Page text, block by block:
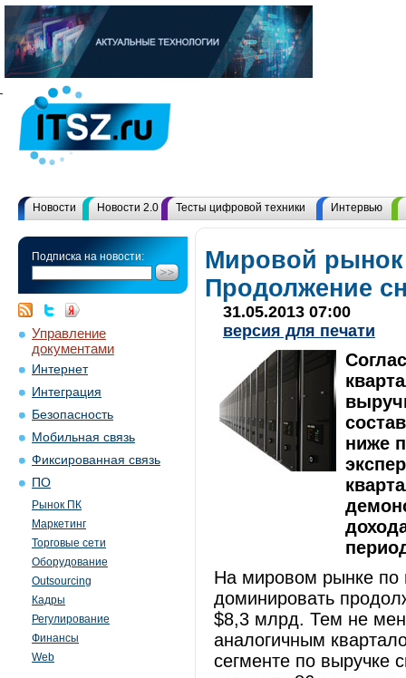
Новости Новости 2.0 Тесты цифровой техники Интервью
Подписка на новости:
Управление
документами
Интернет
Интеграция
Безопасность
Мобильная связь
Фиксированная связь
ПО
Рынок ПК
Маркетинг
Торговые сети
Оборудование
Outsourcing
Кадры
Регулирование
Финансы
Web
Мировой рынок
Продолжение
31.05.2013 07:00
версия для печати
ниже
На мировом рынке по
доминировать
$8,3 млрд. Тем не
аналогичным
сегменте по выручке